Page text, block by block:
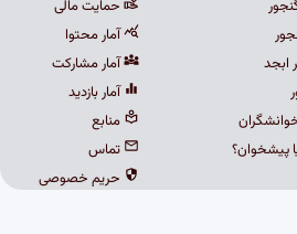
ابجد
پیشخوان؟
حمایت مالی
آمار محتوا
آمار مشارکت
آمار بازدید
منابع
تماس
حریم خصوصی